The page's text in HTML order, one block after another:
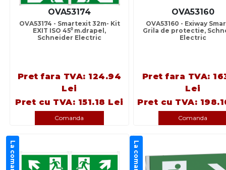
OVA53174
OVA53174 - Smartexit 32m- Kit
EXIT ISO 45⁰ m.drapel,
Schneider Electric
Pret fara TVA: 124.94
Lei
Pret cu TVA: 151.18 Lei
Comanda
OVA53160
OVA53160 - Exiway
Grila de protectie,
Electric
Pret fara TVA:
Lei
Pret cu TVA:
Comanda
La comanda La comanda